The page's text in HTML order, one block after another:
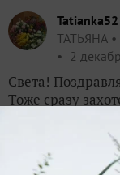
Tatianka52
ТАТЬЯНА
2
Света!
Тоже сразу